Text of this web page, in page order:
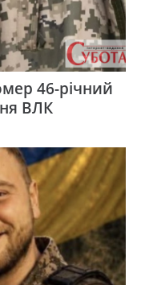
46-річний
ВЛК